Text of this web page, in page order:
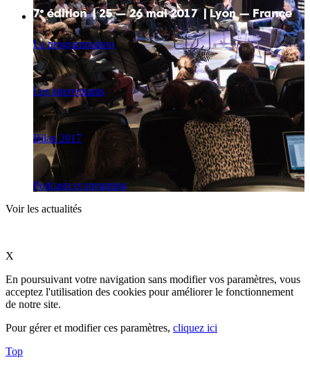
La programmation
Les intervenants
Bilan 2017
Podcasts et streaming
Voir les actualités
X
En poursuivant votre navigation sans modifier vos paramètres, vous
acceptez l'utilisation des cookies pour améliorer le fonctionnement
de notre site.
Pour gérer et modifier ces paramètres, cliquez ici
Top